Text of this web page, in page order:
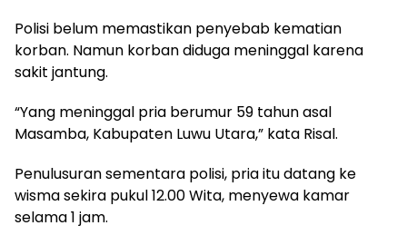
Polisi belum memastikan penyebab kematian
korban. Namun korban diduga meninggal karena
sakit jantung.
“Yang meninggal pria berumur 59 tahun asal
Masamba, Kabupaten Luwu Utara,” kata Risal.
Penulusuran sementara polisi, pria itu datang ke
wisma sekira pukul 12.00 Wita, menyewa kamar
selama 1 jam.